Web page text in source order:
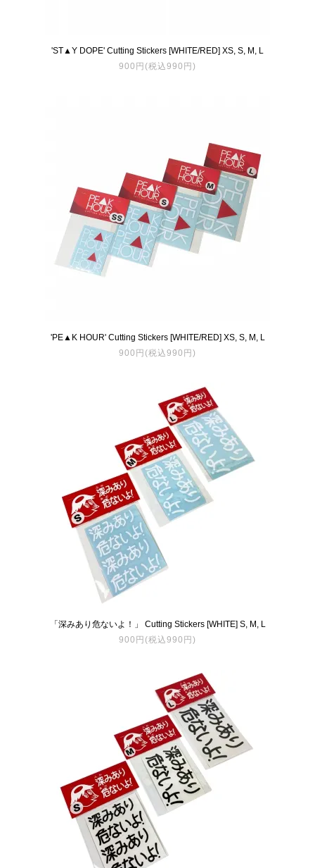
'ST▲Y DOPE' Cutting Stickers [WHITE/RED] XS, S, M, L
900円(税込990円)
'PE▲K HOUR' Cutting Stickers [WHITE/RED] XS, S, M, L
900円(税込990円)
「深みあり危ないよ！」 Cutting Stickers [WHITE] S, M, L
900円(税込990円)